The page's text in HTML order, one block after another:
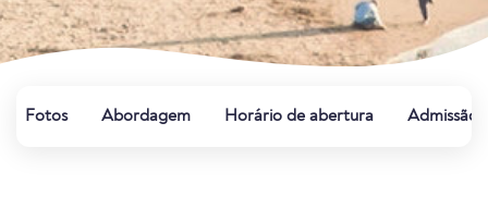
Fotos Abordagem Horário de abertura Admissão